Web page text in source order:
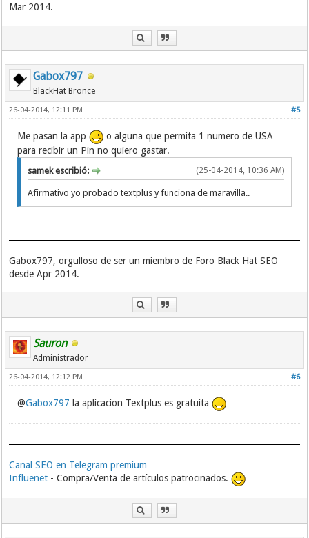
Mar 2014.
Gabox797
BlackHat Bronce
#5
26-04-2014, 12:11 PM
Me pasan la app
o alguna que permita 1 numero de USA
para recibir un Pin no quiero gastar.
(25-04-2014, 10:36 AM)
samek escribió:
Afirmativo yo probado textplus y funciona de maravilla..
Gabox797, orgulloso de ser un miembro de Foro Black Hat SEO
desde Apr 2014.
Sauron
Administrador
#6
26-04-2014, 12:12 PM
@Gabox797 la aplicacion Textplus es gratuita
Canal SEO en Telegram premium
Influenet - Compra/Venta de artículos patrocinados.